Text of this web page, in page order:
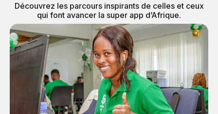
Découvrez les parcours inspirants de celles et ceux
qui font avancer la super app d’Afrique.